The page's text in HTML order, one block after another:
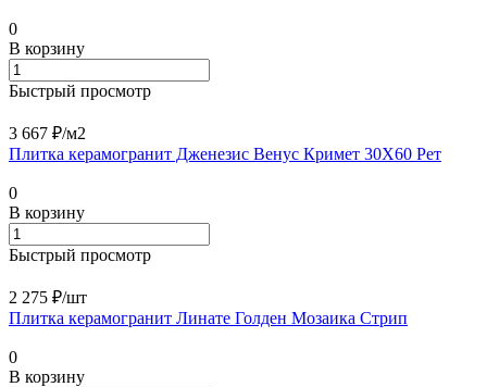
0
В корзину
Быстрый просмотр
3 667 ₽/м2
Плитка керамогранит Дженезис Венус Кримет 30X60 Рет
0
В корзину
Быстрый просмотр
2 275 ₽/шт
Плитка керамогранит Линате Голден Мозаика Стрип
0
В корзину